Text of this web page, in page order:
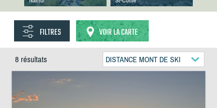
FILTRES VOIR LA CARTE
8 résultats DISTANCE MONT DE SKI